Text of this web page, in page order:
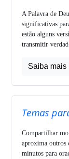
A Palavra de
significativas
estão alguns
transmitir
Saiba mais
Temas
Compartilhar
aproxima outros
minutos para